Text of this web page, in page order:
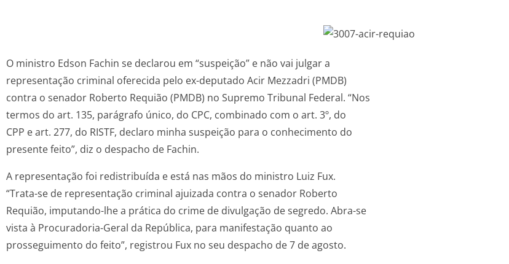
O ministro Edson Fachin se declarou em “suspeição” e não vai julgar a
representação criminal oferecida pelo ex-deputado Acir Mezzadri (PMDB)
contra o senador Roberto Requião (PMDB) no Supremo Tribunal Federal. “Nos
termos do art. 135, parágrafo único, do CPC, combinado com o art. 3º, do
CPP e art. 277, do RISTF, declaro minha suspeição para o conhecimento do
presente feito”, diz o despacho de Fachin.
A representação foi redistribuída e está nas mãos do ministro Luiz Fux.
“Trata-se de representação criminal ajuizada contra o senador Roberto
Requião, imputando-lhe a prática do crime de divulgação de segredo. Abra-se
vista à Procuradoria-Geral da República, para manifestação quanto ao
prosseguimento do feito”, registrou Fux no seu despacho de 7 de agosto.